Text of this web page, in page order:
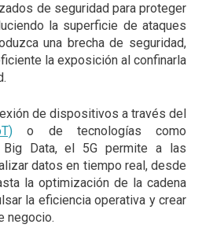
de seguridad para proteger
la superficie de ataques
una brecha de seguridad,
la exposición al confinarla
de dispositivos a través del
o de tecnologías como
Big Data, el 5G permite a las
datos en tiempo real, desde
la optimización de la cadena
la eficiencia operativa y crear
negocio.